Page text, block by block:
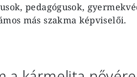
pedagógusok,
más szakma képviselői.